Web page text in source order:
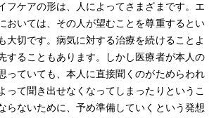
フケアの形は、人によってさまざまです。エ
おいては、その人が望むことを尊重するとい
大切です。病気に対する治療を続けることよ
することもあります。しかし医療者が本人の
っていても、本人に直接聞くのがためらわれ
って聞き出せなくなってしまったりというこ
らないために、予め準備していくという発想